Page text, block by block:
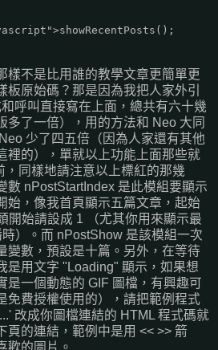
樣不是比用誰的教學文章更簡單更
板原始碼？那是因為我把人家外引
呼叫直接寫在上面，總共有六十幾
多了一倍），用的方法和 Neo 大同
少了四五倍（因為人家還有其他
裡的），單就以上功能上面那些就
，同樣地請注意以上標紅的那幾
數 nPostStartIndex 是此模組要顯示
始，像我首頁顯示五篇文章，起始
開始請設成 1 （尤其你用來顯示最
）。而 nPostShow 是該模組一次
變數，預設是十篇。另外，在等待
是用文字 "Loading" 顯示，如果想
是一個動態的 GIF 圖檔，有興趣可
免費授權使用的），請把範例程式
改成你圖檔連結的 HTML 程式碼就
頁的連結，範例中是用 << >> 箭